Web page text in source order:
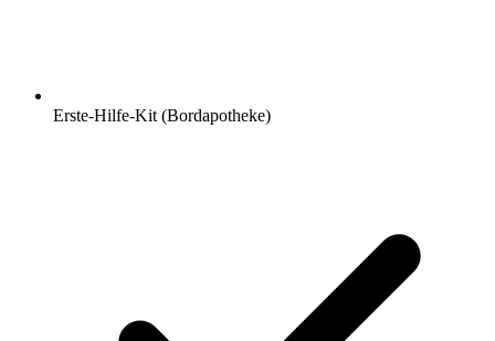
Erste-Hilfe-Kit (Bordapotheke)